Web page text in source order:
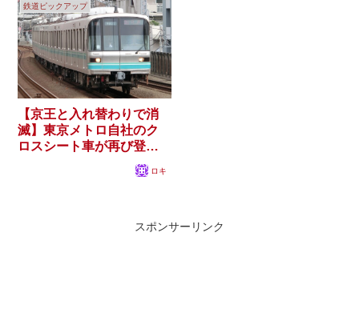
鉄道ピックアップ
【京王と入れ替わりで消
滅】東京メトロ自社のク
ロスシート車が再び登場
ロキ
スポンサーリンク